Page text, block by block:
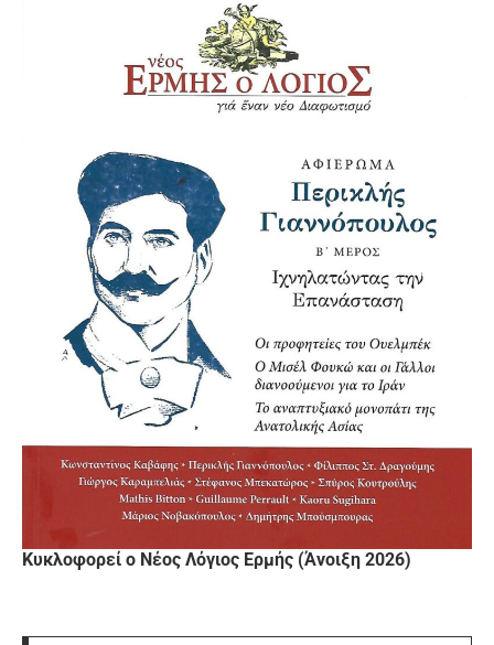
Κυκλοφορεί ο Νέος Λόγιος Ερμής (Άνοιξη 2026)